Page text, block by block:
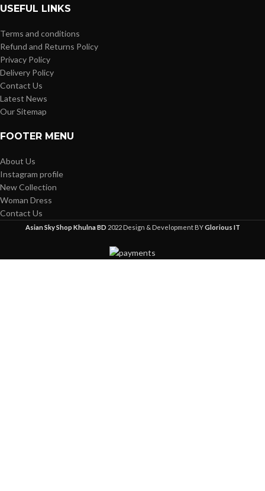
USEFUL LINKS
Terms and conditions
Refund and Returns Policy
Privacy Policy
Delivery Policy
Contact Us
Latest News
Our Sitemap
FOOTER MENU
About Us
Instagram profile
New Collection
Woman Dress
Contact Us
Asian Sky Shop Khulna BD 2022 Design & Development BYGlorious IT